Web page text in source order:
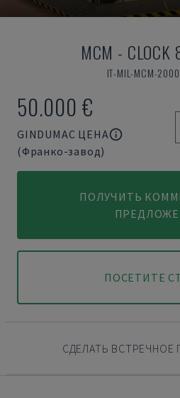
MCM -
IT-MIL-MCM-
50.000 €
GINDUMAC ЦЕНА
(Франко-завод)
ПОЛУЧИТЬ
ПОСЕТИТЕ
СДЕЛАТЬ ВСТРЕЧНОЕ